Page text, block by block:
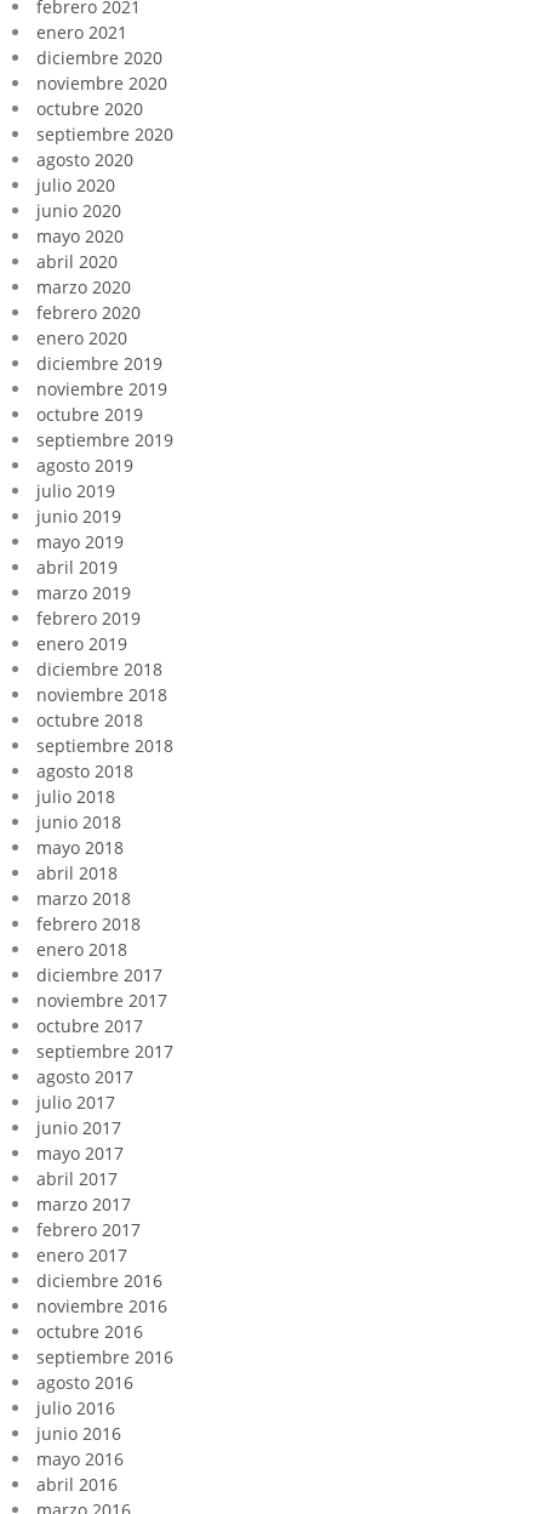
febrero 2021
enero 2021
diciembre 2020
noviembre 2020
octubre 2020
septiembre 2020
agosto 2020
julio 2020
junio 2020
mayo 2020
abril 2020
marzo 2020
febrero 2020
enero 2020
diciembre 2019
noviembre 2019
octubre 2019
septiembre 2019
agosto 2019
julio 2019
junio 2019
mayo 2019
abril 2019
marzo 2019
febrero 2019
enero 2019
diciembre 2018
noviembre 2018
octubre 2018
septiembre 2018
agosto 2018
julio 2018
junio 2018
mayo 2018
abril 2018
marzo 2018
febrero 2018
enero 2018
diciembre 2017
noviembre 2017
octubre 2017
septiembre 2017
agosto 2017
julio 2017
junio 2017
mayo 2017
abril 2017
marzo 2017
febrero 2017
enero 2017
diciembre 2016
noviembre 2016
octubre 2016
septiembre 2016
agosto 2016
julio 2016
junio 2016
mayo 2016
abril 2016